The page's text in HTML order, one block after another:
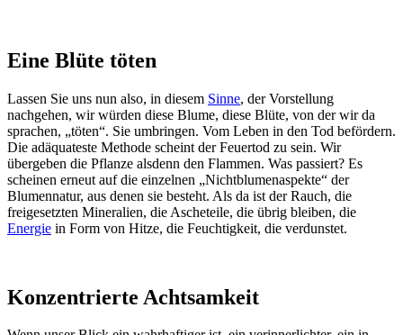
Eine Blüte töten
Lassen Sie uns nun also, in diesem Sinne, der Vorstellung
nachgehen, wir würden diese Blume, diese Blüte, von der wir da
sprachen, „töten“. Sie umbringen. Vom Leben in den Tod befördern.
Die adäquateste Methode scheint der Feuertod zu sein. Wir
übergeben die Pflanze alsdenn den Flammen. Was passiert? Es
scheinen erneut auf die einzelnen „Nichtblumenaspekte“ der
Blumennatur, aus denen sie besteht. Als da ist der Rauch, die
freigesetzten Mineralien, die Ascheteile, die übrig bleiben, die
Energie in Form von Hitze, die Feuchtigkeit, die verdunstet.
Konzentrierte Achtsamkeit